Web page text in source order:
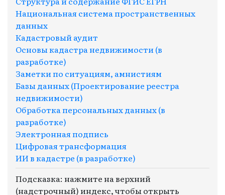
Национальная система пространственных
данных
Кадастровый аудит
Основы кадастра недвижимости (в
разработке)
Заметки по ситуациям, амнистиям
Базы данных (Проектирование реестра
недвижимости)
Обработка персональных данных (в
разработке)
Электронная подпись
Цифровая трансформация
ИИ в кадастре (в разработке)
Подсказка: нажмите на верхний
(надстрочный) индекс, чтобы открыть